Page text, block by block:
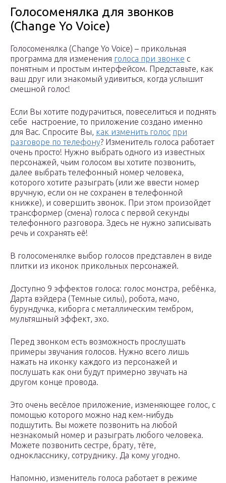
Голосоменялка для звонков
(Change Yo Voice)
Голосоменялка (Change Yo Voice) – прикольная
программа для изменения голоса при звонке с
понятным и простым интерфейсом. Представьте, как
ваш друг или знакомый удивиться, когда услышит
смешной голос!
Если Вы хотите подурачиться, повеселиться и поднять
себе настроение, то приложение создано именно
для Вас. Спросите Вы, как изменить голос при
разговоре по телефону? Изменитель голоса работает
очень просто! Нужно выбрать одного из известных
персонажей, чьим голосом вы хотите позвонить,
далее выбрать телефонный номер человека,
которого хотите разыграть (или же ввести номер
вручную, если он не сохранен в телефонной
книжке), и совершить звонок. При этом произойдет
трансформер (смена) голоса с первой секунды
телефонного разговора. Здесь не нужно записывать
речь и сохранять её!
В голосоменялке выбор голосов представлен в виде
плитки из иконок прикольных персонажей.
Доступно 9 эффектов голоса: голос монстра, ребёнка,
Дарта вэйдера (Темные силы), робота, мачо,
бурундучка, киборга с металлическим тембром,
мультяшный эффект, эхо.
Перед звонком есть возможность прослушать
примеры звучания голосов. Нужно всего лишь
нажать на иконку каждого из персонажей и
послушать как они будут примерно звучать на
другом конце провода.
Это очень весёлое приложение, изменяющее голос, с
помощью которого можно над кем-нибудь
подшутить. Вы можете позвонить на любой
незнакомый номер и разыграть любого человека.
Можете позвонить сестре, брату, тёте,
однокласснику, сотруднику. Да кому угодно.
Напомню, изменитель голоса работает в режиме